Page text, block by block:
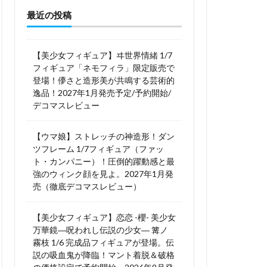
高雄
最近の投稿
【美少女フィギュア】ヰ世界情緒 1/7
フィギュア「ネモフィラ」限定販売で
登場！儚さと造形美が共鳴する芸術的
逸品！2027年1月発売予定/予約開始/
デコマスレビュー
【ウマ娘】ストレッチの神造形！ダン
ツフレーム 1/7フィギュア（ファッ
ト・カンパニー）！圧倒的躍動感と最
強のウィンク顔を見よ。2027年1月発
売（徹底デコマスレビュー）
【美少女フィギュア】恋恋 -櫻- 美少女
万華鏡―呪われし伝説の少女― 篝ノ
霧枝 1/6 完成品フィギュアが登場。伝
説の吸血鬼が降臨！マント着脱＆破格